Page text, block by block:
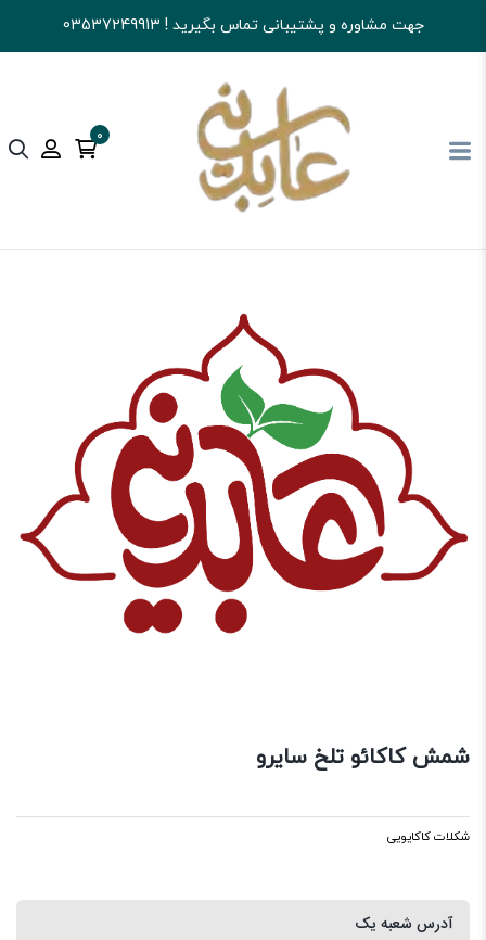
جهت مشاوره و پشتیبانی تماس بگیرید ! 03537249913
0
آجیل و خشکبار عابدینی شکلات شکلات کاکایویی
شمش کاکائو تلخ سایرو
شکلات کاکایویی
آدرس شعبه یک